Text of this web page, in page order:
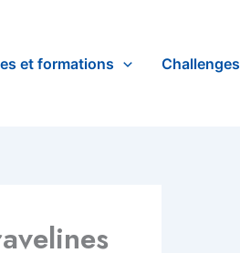
et formations Challenges